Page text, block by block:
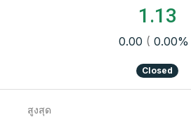
1.13
0.00 ( 0.00%
Closed
สูงสุด